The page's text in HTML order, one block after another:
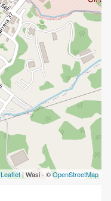
Leaflet| Wasi - ©OpenStreetMap